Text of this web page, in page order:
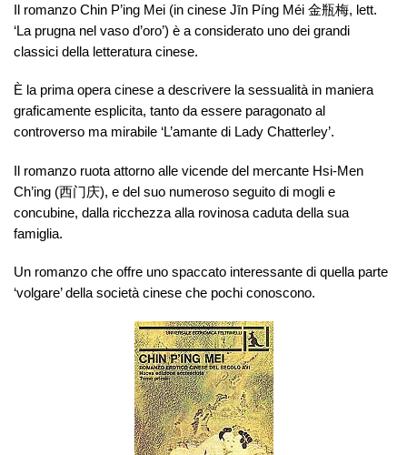
Il romanzo Chin P’ing Mei (in cinese Jīn Píng Méi 金瓶梅, lett.
‘La prugna nel vaso d’oro’) è a considerato uno dei grandi
classici della letteratura cinese.
È la prima opera cinese a descrivere la sessualità in maniera
graficamente esplicita, tanto da essere paragonato al
controverso ma mirabile ‘L’amante di Lady Chatterley’.
Il romanzo ruota attorno alle vicende del mercante Hsi-Men
Ch’ing (西门庆), e del suo numeroso seguito di mogli e
concubine, dalla ricchezza alla rovinosa caduta della sua
famiglia.
Un romanzo che offre uno spaccato interessante di quella parte
‘volgare’ della società cinese che pochi conoscono.